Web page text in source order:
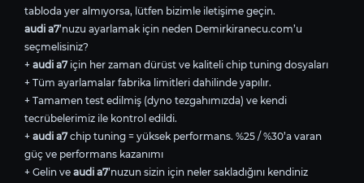
tabloda yer almıyorsa, lütfen bizimle iletişime geçin.
audi a7’nuzu ayarlamak için neden Demirkiranecu.com’u
seçmelisiniz?
+ audi a7için her zaman dürüst ve kaliteli chip tuning dosyaları
+ Tüm ayarlamalar fabrika limitleri dahilinde yapılır.
+ Tamamen test edilmiş (dyno tezgahımızda) ve kendi
tecrübelerimiz ile kontrol edildi.
+ audi a7chip tuning = yüksek performans. %25 / %30’a varan
güç ve performans kazanımı
+ Gelin ve audi a7’nuzun sizin için neler sakladığını kendiniz